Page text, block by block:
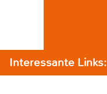
Interessante Links: